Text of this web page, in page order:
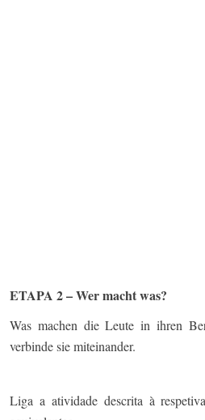
ETAPA 2 – Wer macht was?
Was machen die Leute in ihren
verbinde sie miteinander.
Liga a atividade descrita à